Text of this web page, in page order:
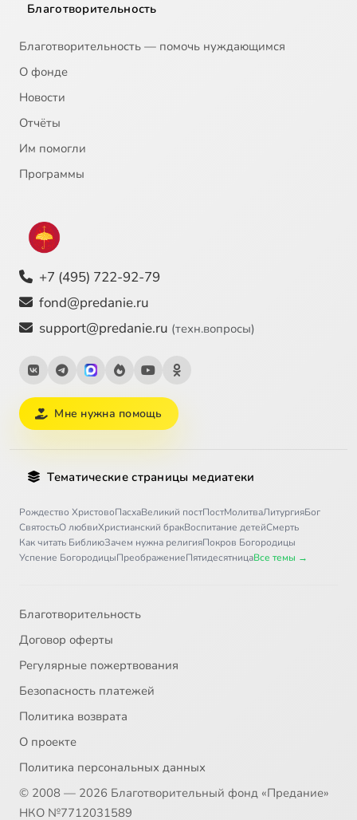
Благотворительность
Благотворительность — помочь нуждающимся
О фонде
Новости
Отчёты
Им помогли
Программы
+7 (495) 722-92-79
fond@predanie.ru
support@predanie.ru (техн.вопросы)
Мне нужна помощь
Тематические страницы медиатеки
Рождество ХристовоПасхаВеликий постПостМолитваЛитургияБог
СвятостьО любвиХристианский бракВоспитание детейСмерть
Как читать БиблиюЗачем нужна религияПокров Богородицы
Успение БогородицыПреображениеПятидесятницаВсе темы →
Благотворительность
Договор оферты
Регулярные пожертвования
Безопасность платежей
Политика возврата
О проекте
Политика персональных данных
© 2008 — 2026 Благотворительный фонд «Предание»
НКО №7712031589